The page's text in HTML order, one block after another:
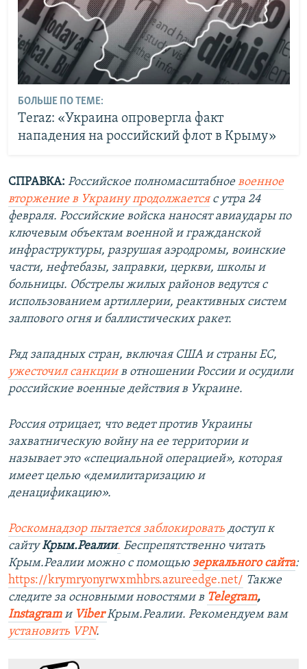
БОЛЬШЕ ПО ТЕМЕ:
Тeraz: «Украина опровергла факт
нападения на российский флот в Крыму»
СПРАВКА: Российское полномасштабноевоенное
вторжение в Украину продолжаетсяс утра 24
февраля. Российские войска наносят авиаудары по
ключевым объектам военной и гражданской
инфраструктуры, разрушая аэродромы, воинские
части, нефтебазы, заправки, церкви, школы и
больницы. Обстрелы жилых районов ведутся с
использованием артиллерии, реактивных систем
залпового огня и баллистических ракет.
Ряд западных стран, включая США и страны ЕС,
ужесточил санкциив отношении России и осудили
российские военные действия в Украине.
Россия отрицает, что ведет против Украины
захватническую войну на ее территории и
называет это «специальной операцией», которая
имеет целью «демилитаризацию и
денацификацию».
Роскомнадзор пытается заблокировать доступ к
сайтуКрым.Реалии. Беспрепятственно читать
Крым.Реалии можно с помощью зеркального сайта:
https://krymryonyrwxmhbrs.azureedge.net/ Также
следите за основными новостями в Telegram,
Instagram и ViberКрым.Реалии. Рекомендуем вам
установить VPN.